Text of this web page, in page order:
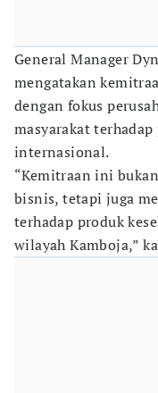
General Manager
mengatakan
dengan fokus
masyarakat
internasional.
“Kemitraan ini
bisnis, tetapi juga
terhadap produk
wilayah Kamboja,”